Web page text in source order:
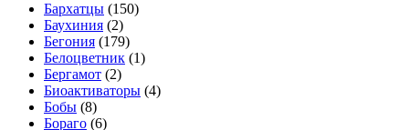
Бархатцы (150)
Баухиния (2)
Бегония (179)
Белоцветник (1)
Бергамот (2)
Биоактиваторы (4)
Бобы (8)
Бораго (6)